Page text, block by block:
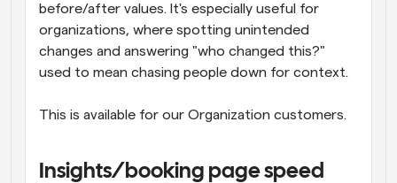
before/after values. It's especially useful for
organizations, where spotting unintended
changes and answering "who changed this?"
used to mean chasing people down for context.
This is available for our Organization customers.
Insights/booking page speed